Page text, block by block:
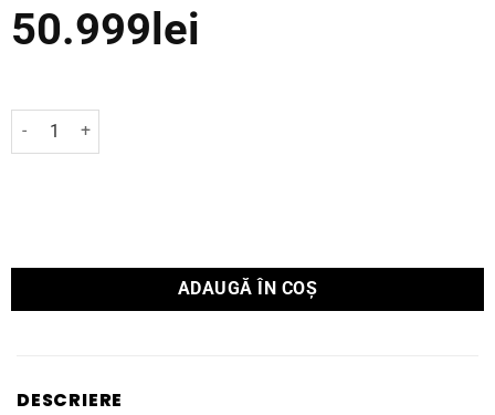
50.999lei
Cantitate Boxe de raft Yamaha NS-3000
ADAUGĂ ÎN COȘ
DESCRIERE